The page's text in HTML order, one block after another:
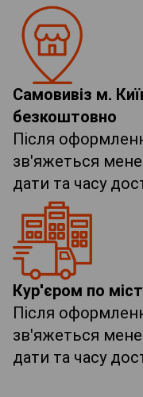
Самовивіз м.
безкоштовно
Після
зв'яжеться
дати та часу
Кур'єром по
Після
зв'яжеться
дати та часу